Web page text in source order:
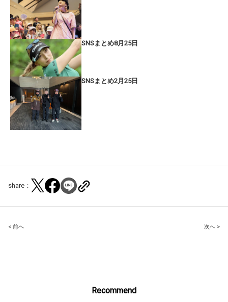
SNSまとめ8月25日
SNSまとめ2月25日
share：
Post
< 前へ 次へ >
Recommend